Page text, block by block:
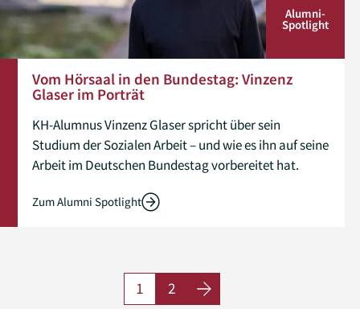
Alumni­
Spotlight
Vom Hörsaal in den Bundestag: Vinzenz
Glaser im Porträt
KH-Alumnus Vinzenz Glaser spricht über sein
Studium der Sozialen Arbeit – und wie es ihn auf seine
Arbeit im Deutschen Bundestag vorbereitet hat.
Zum Alumni Spotlight
Veranstaltungen Paginierung
1 2